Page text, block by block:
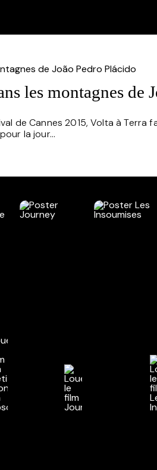
les montagnes de
de Cannes 2015, Volta à Terra
la jour...